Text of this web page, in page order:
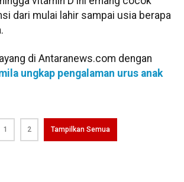
dari mulai lahir sampai usia berapa
di Antaranews.com dengan
ungkap pengalaman urus anak
1 2 Tampilkan Semua